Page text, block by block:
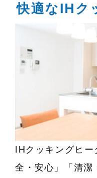
快適なIHク
IHクッキングヒー
全・安心」「清潔